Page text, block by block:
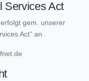
Services Act
gem. unserer
Act“ an